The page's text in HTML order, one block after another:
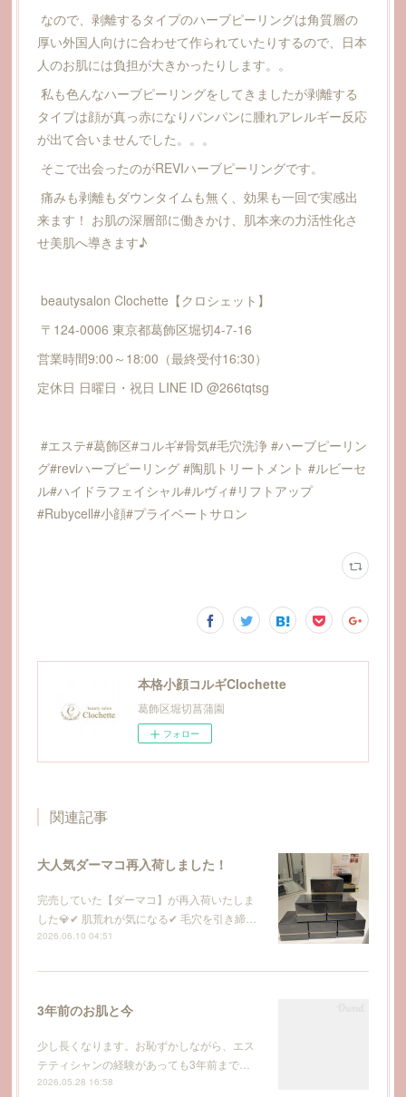
なので、剥離するタイプのハーブピーリングは角質層の
厚い外国人向けに合わせて作られていたりするので、日本
人のお肌には負担が大きかったりします。。
私も色んなハーブピーリングをしてきましたが剥離する
タイプは顔が真っ赤になりパンパンに腫れアレルギー反応
が出て合いませんでした。。。
そこで出会ったのがREVIハーブピーリングです。
痛みも剥離もダウンタイムも無く、効果も一回で実感出
来ます！ お肌の深層部に働きかけ、肌本来の力活性化さ
せ美肌へ導きます♪
beautysalon Clochette【クロシェット】
〒124-0006 東京都葛飾区堀切4-7-16
営業時間9:00～18:00（最終受付16:30）
定休日 日曜日・祝日 LINE ID @266tqtsg
#エステ#葛飾区#コルギ#骨気#毛穴洗浄 #ハーブピーリン
グ#reviハーブピーリング #陶肌トリートメント #ルビーセ
ル#ハイドラフェイシャル#ルヴィ#リフトアップ
#Rubycell#小顔#プライベートサロン
本格小顔コルギClochette
葛飾区堀切菖蒲園
フォロー
関連記事
大人気ダーマコ再入荷しました！
完売していた【ダーマコ】が再入荷いたしま
した💎✔ 肌荒れが気になる✔ 毛穴を引き締…
2026.06.10 04:51
3年前のお肌と今
少し長くなります。お恥ずかしながら、エス
テティシャンの経験があっても3年前まで…
2026.05.28 16:58